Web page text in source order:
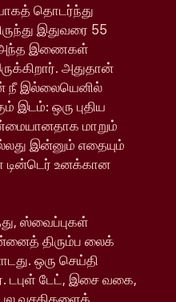
தொடர்ந்து
இதுவரை 55
அந்த இணைகள்
அதுதான்
நீ இல்லையெனில்
இடம்: ஒரு புதிய
மாறும்
இன்னும் எதையும்
டின்டெர் உனக்கான
ஸ்வைப்புகள்
திரும்ப லைக்
ஒரு செய்தி
டபுள் டேட், இசை வகை,
வசதிகளைக்